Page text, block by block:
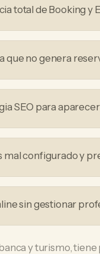
total de Booking y
que no genera
SEO para
mal configurado y
sin gestionar
y turismo,